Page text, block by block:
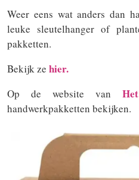
Weer eens wat anders dan
leuke sleutelhanger of
pakketten.
Bekijk ze hier.
Op de website van
handwerkpakketten bekijken.